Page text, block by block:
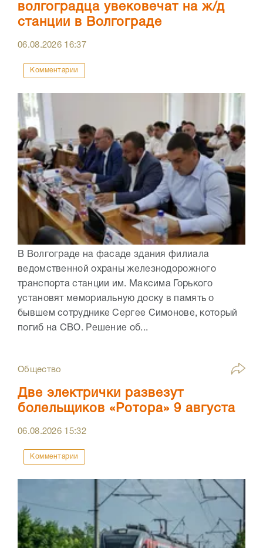
волгоградца увековечат на ж/д
станции в Волгограде
06.08.2026 16:37
Комментарии
В Волгограде на фасаде здания филиала
ведомственной охраны железнодорожного
транспорта станции им. Максима Горького
установят мемориальную доску в память о
бывшем сотруднике Сергее Симонове, который
погиб на СВО. Решение об...
Общество
Две электрички развезут
болельщиков «Ротора» 9 августа
06.08.2026 15:32
Комментарии